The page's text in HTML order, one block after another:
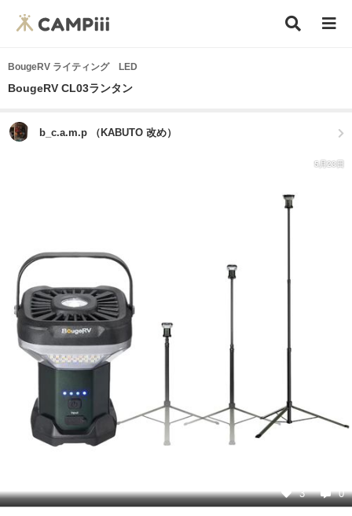
BougeRV ライティング LED
BougeRV CL03ランタン
b_c.a.m.p （KABUTO 改め）
5月23日
3 0